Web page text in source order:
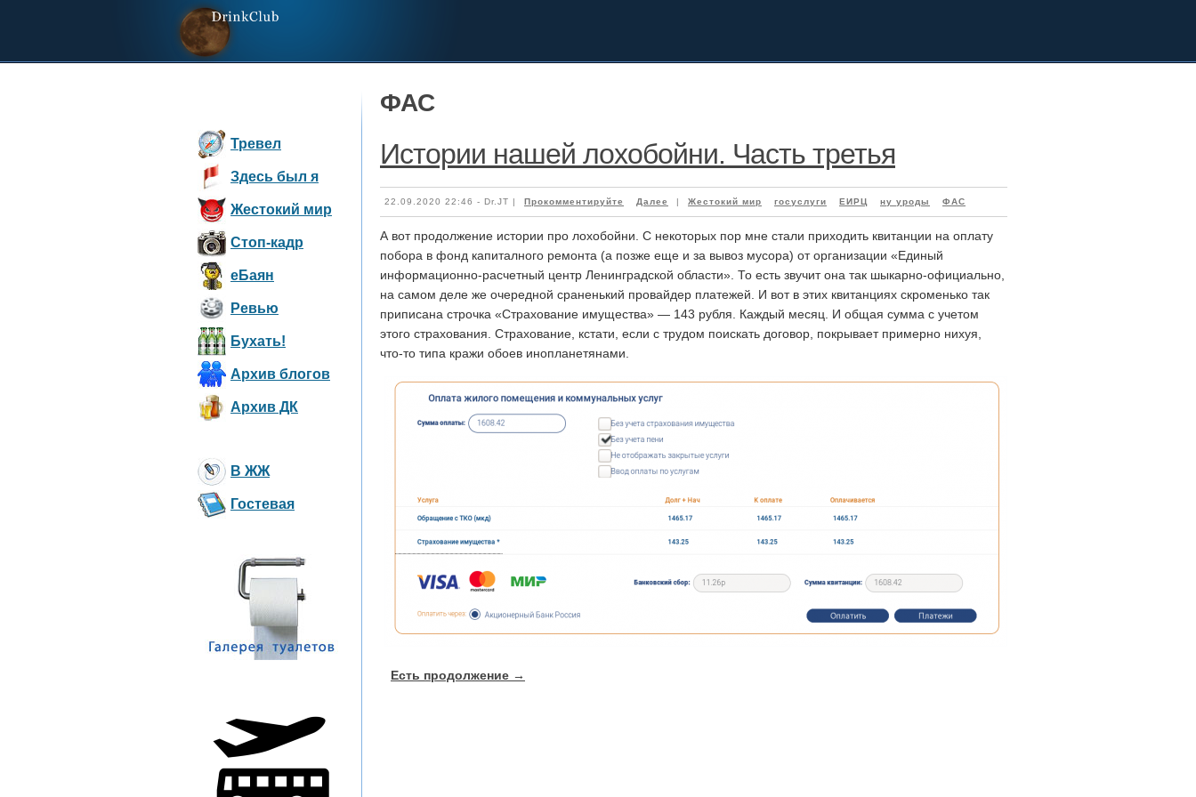
Тревел
Здесь был я
Жестокий мир
Стоп-кадр
eБаян
Ревью
Бухать!
Архив блогов
Архив ДК
В ЖЖ
Гостевая
ФАС
Истории нашей лохобойни. Часть третья
22.09.2020 22:46 - Dr.JT | Прокомментируйте Далее | Жестокий мир госуслуги ЕИРЦ ну уроды ФАС
А вот продолжение истории про лохобойни. С некоторых пор мне стали приходить квитанции на оплату
побора в фонд капиталного ремонта (а позже еще и за вывоз мусора) от организации «Единый
информационно-расчетный центр Ленинградской области». То есть звучит она так шыкарно-официально,
на самом деле же очередной сраненький провайдер платежей. И вот в этих квитанциях скроменько так
приписана строчка «Страхование имущества» — 143 рубля. Каждый месяц. И общая сумма с учетом
этого страхования. Страхование, кстати, если с трудом поискать договор, покрывает примерно нихуя,
что-то типа кражи обоев инопланетянами.
Есть продолжение →